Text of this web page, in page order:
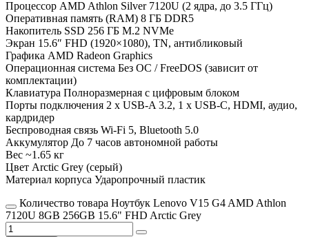
Процессор AMD Athlon Silver 7120U (2 ядра, до 3.5 ГГц)
Оперативная память (RAM) 8 ГБ DDR5
Накопитель SSD 256 ГБ M.2 NVMe
Экран 15.6″ FHD (1920×1080), TN, антибликовый
Графика AMD Radeon Graphics
Операционная система Без ОС / FreeDOS (зависит от
комплектации)
Клавиатура Полноразмерная с цифровым блоком
Порты подключения 2 x USB-A 3.2, 1 x USB-C, HDMI, аудио,
кардридер
Беспроводная связь Wi-Fi 5, Bluetooth 5.0
Аккумулятор До 7 часов автономной работы
Вес ~1.65 кг
Цвет Arctic Grey (серый)
Материал корпуса Ударопрочный пластик
Количество товара Ноутбук Lenovo V15 G4 AMD Athlon
7120U 8GB 256GB 15.6" FHD Arctic Grey